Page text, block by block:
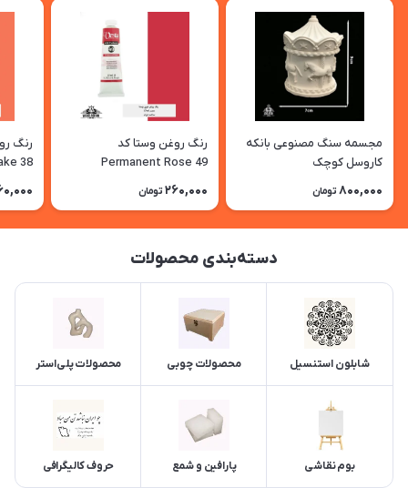
مجسمه سنگ مصنوعی بانکه
کاروسل کوچک
800,000 تومان
رنگ روغن وستا کد
Permanent Rose 49
260,000 تومان
38
دسته‌بندی محصولات
شابلون استنسیل محصولات چوبی محصولات پلی‌استر
بوم نقاشی پارافین و شمع حروف کالیگرافی